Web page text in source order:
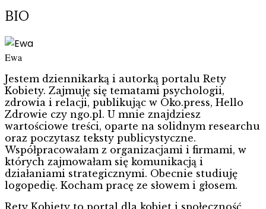
BIO
Ewa
Jestem dziennikarką i autorką portalu Rety
Kobiety. Zajmuję się tematami psychologii,
zdrowia i relacji, publikując w Oko.press, Hello
Zdrowie czy ngo.pl. U mnie znajdziesz
wartościowe treści, oparte na solidnym researchu
oraz poczytasz teksty publicystyczne.
Współpracowałam z organizacjami i firmami, w
których zajmowałam się komunikacją i
działaniami strategicznymi. Obecnie studiuję
logopedię. Kocham pracę ze słowem i głosem.
Rety Kobiety to portal dla kobiet i społeczność,